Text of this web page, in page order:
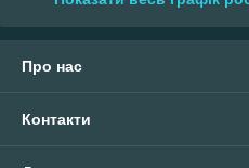
Про нас
Контакти